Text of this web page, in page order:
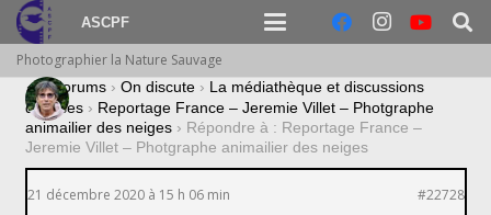
ASCPF
Photographier la Nature Sauvage
› Forums › On discute › La médiathèque et discussions
diverses › Reportage France – Jeremie Villet – Photgraphe
animailier des neiges › Répondre à : Reportage France –
Jeremie Villet – Photgraphe animailier des neiges
21 décembre 2020 à 15 h 06 min #22728